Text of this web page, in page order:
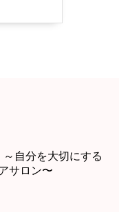
自分を大切にする
サロン〜